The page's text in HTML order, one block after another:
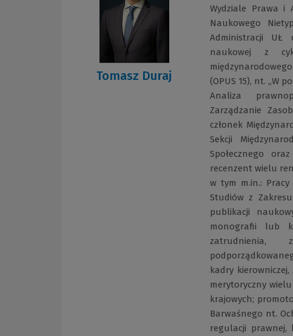
Tomasz Duraj
Wydziale Prawa i
Naukowego
Administracji UŁ
naukowej z
(OPUS 15), nt. „W
Analiza
Zarządzanie
członek
Sekcji
Społecznego
recenzent wielu
w tym m.in.: Pracy
Studiów z
publikacji
monografii lub
zatrudnienia,
kadry
merytoryczny
krajowych;
Barwaśnego nt.
regulacji